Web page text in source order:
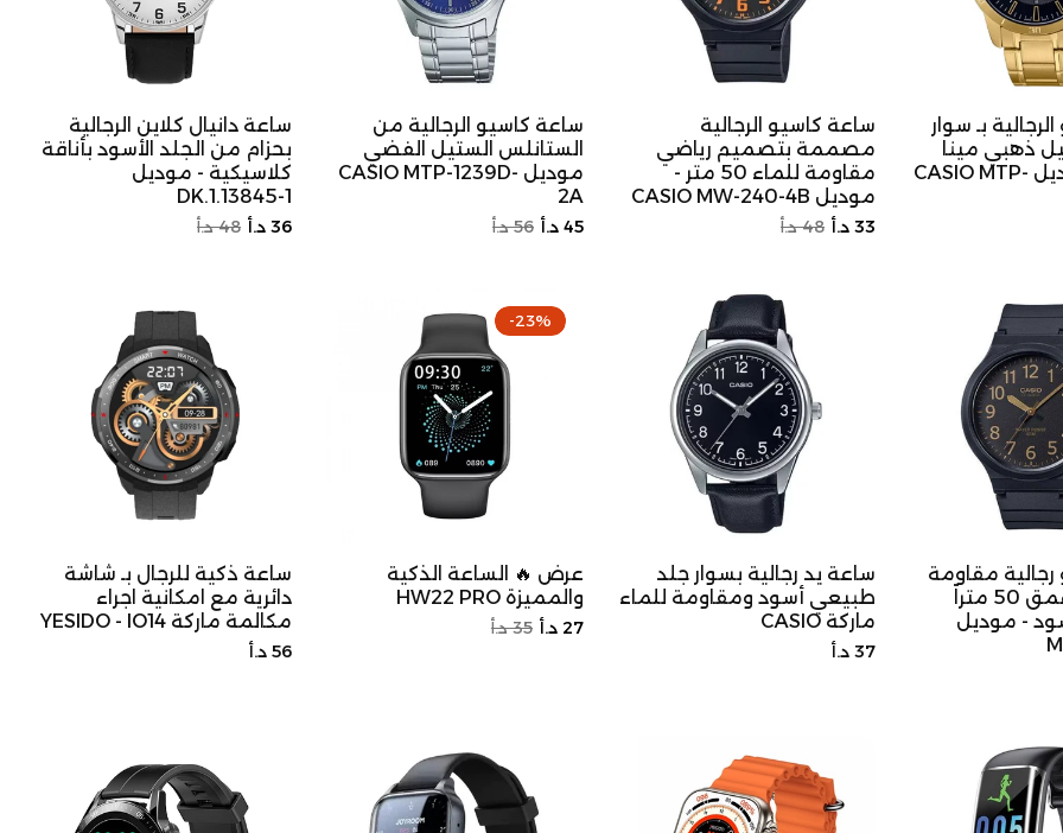
بـ سوار
ذهبي مينا
سوداء - موديل CASIO MTP-
ساعة كاسيو الرجالية
مصممة بتصميم رياضي
مقاومة للماء 50 متر -
موديل CASIO MW-240-4B
السعر
33 د.أ
سعر
48 د.أ
ساعة كاسيو الرجالية من
الستانلس الستيل الفضي
موديل CASIO MTP-1239D-
2A
السعر
45 د.أ
سعر
56 د.أ
ساعة دانيال كلاين الرجالية
بحزام من الجلد الأسود بأناقة
كلاسيكية - موديل
DK.1.13845-1
السعر
36 د.أ
سعر
48 د.أ
مقاومة
للماء حتى عمق 50 متراً
- موديل
ساعة يد رجالية بسوار جلد
طبيعي أسود ومقاومة للماء
ماركة CASIO
السعر
37 د.أ
-23%
عرض 🔥 الساعة الذكية
والمميزة HW22 PRO
السعر
27 د.أ
سعر
35 د.أ
ساعة ذكية للرجال بـ شاشة
دائرية مع امكانية اجراء
مكالمة ماركة YESIDO - IO14
السعر
56 د.أ